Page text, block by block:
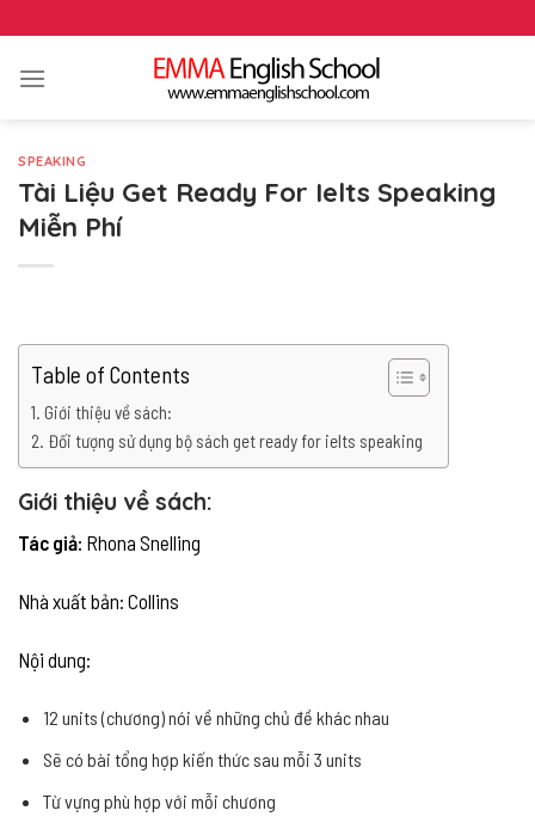
content
SPEAKING
Tài Liệu Get Ready For Ielts Speaking
Miễn Phí
Table of Contents
Giới thiệu về sách:
Đối tượng sử dụng bộ sách get ready for ielts speaking
Giới thiệu về sách:
Tác giả: Rhona Snelling
Nhà xuất bản: Collins
Nội dung:
12 units (chương) nói về những chủ đề khác nhau
Sẽ có bài tổng hợp kiến thức sau mỗi 3 units
Từ vựng phù hợp với mỗi chương